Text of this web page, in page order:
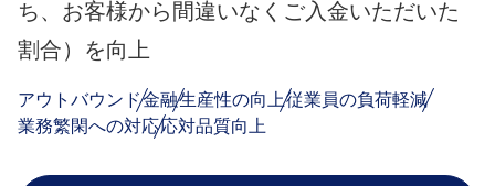
ち、お客様から間違いなくご入金いただいた
割合）を向上
アウトバウンド金融生産性の向上従業員の負荷軽減
業務繁閑への対応応対品質向上